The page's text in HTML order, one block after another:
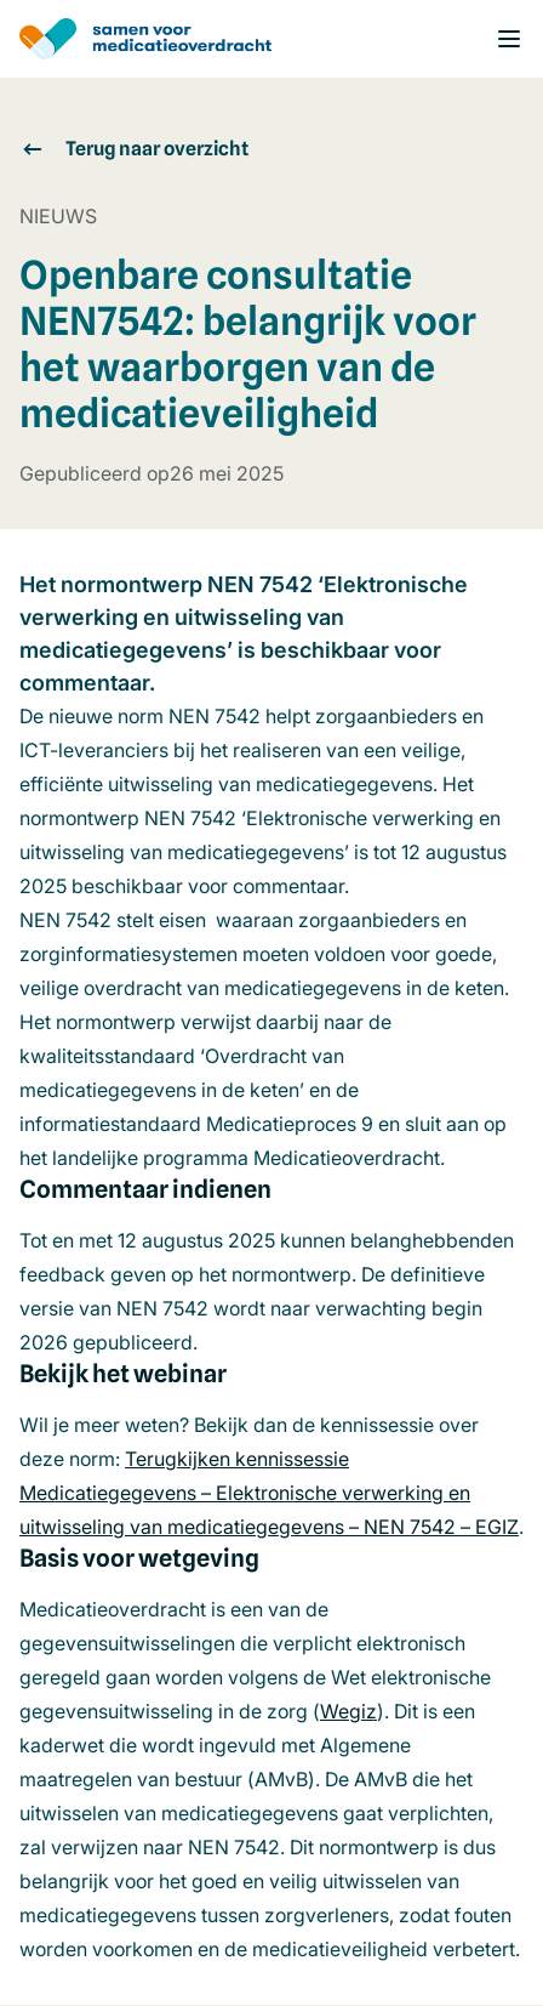
Overslaan
en
gaanTerug naar overzicht
NIEUWS
Openbare consultatie
NEN7542: belangrijk voor
het waarborgen van de
medicatieveiligheid
Gepubliceerd op26 mei 2025
Het normontwerp NEN 7542 ‘Elektronische
verwerking en uitwisseling van
medicatiegegevens’ is beschikbaar voor
commentaar.
De nieuwe norm NEN 7542 helpt zorgaanbieders en
ICT-leveranciers bij het realiseren van een veilige,
efficiënte uitwisseling van medicatiegegevens. Het
normontwerp NEN 7542 ‘Elektronische verwerking en
uitwisseling van medicatiegegevens’ is tot 12 augustus
2025 beschikbaar voor commentaar.
NEN 7542 stelt eisen waaraan zorgaanbieders en
zorginformatiesystemen moeten voldoen voor goede,
veilige overdracht van medicatiegegevens in de keten.
Het normontwerp verwijst daarbij naar de
kwaliteitsstandaard ‘Overdracht van
medicatiegegevens in de keten’ en de
informatiestandaard Medicatieproces 9 en sluit aan op
het landelijke programma Medicatieoverdracht.
Commentaar indienen
Tot en met 12 augustus 2025 kunnen belanghebbenden
feedback geven op het normontwerp. De definitieve
versie van NEN 7542 wordt naar verwachting begin
2026 gepubliceerd.
Bekijk het webinar
Wil je meer weten? Bekijk dan de kennissessie over
deze norm: Terugkijken kennissessie
Medicatiegegevens – Elektronische verwerking en
uitwisseling van medicatiegegevens – NEN 7542 – EGIZ.
Basis voor wetgeving
Medicatieoverdracht is een van de
gegevensuitwisselingen die verplicht elektronisch
geregeld gaan worden volgens de Wet elektronische
gegevensuitwisseling in de zorg (Wegiz(opent
in
een
nieuw
venster)
). Dit is een
kaderwet die wordt ingevuld met Algemene
maatregelen van bestuur (AMvB). De AMvB die het
uitwisselen van medicatiegegevens gaat verplichten,
zal verwijzen naar NEN 7542. Dit normontwerp is dus
belangrijk voor het goed en veilig uitwisselen van
medicatiegegevens tussen zorgverleners, zodat fouten
worden voorkomen en de medicatieveiligheid verbetert.